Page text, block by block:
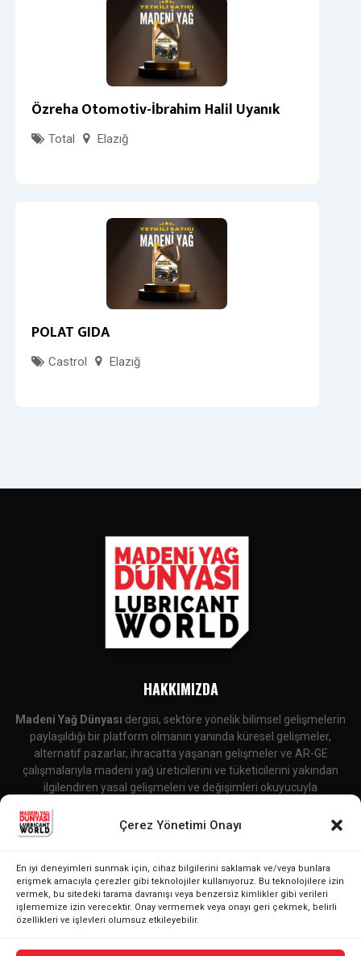
Çerez Yönetimi Onayı
En iyi deneyimleri sunmak için, cihaz bilgilerini saklamak ve/veya bunlara
erişmek amacıyla çerezler gibi teknolojiler kullanıyoruz. Bu teknolojilere izin
vermek, bu sitedeki tarama davranışı veya benzersiz kimlikler gibi verileri
işlememize izin verecektir. Onay vermemek veya onayı geri çekmek, belirli
özellikleri ve işlevleri olumsuz etkileyebilir.
Özreha Otomotiv-İbrahim Halil Uyanık
Total Elazığ
POLAT GIDA
Castrol Elazığ
HAKKIMIZDA
Madeni Yağ Dünyası dergisi, sektöre yönelik bilimsel gelişmelerin
paylaşıldığı bir platform olmanın yanında küresel gelişmeler,
alternatif pazarlar, ihracatta yaşanan gelişmeler ve AR-GE
çalışmalarıyla madeni yağ üreticilerini ve tüketicilerini yakından
ilgilendiren yasal gelişmeleri ve değişimleri okuyucuyla
İletişime Geçin:editor@lubricantworld.com
BIZI TAKIP EDIN